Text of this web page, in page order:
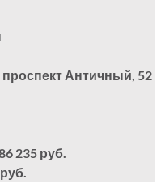
Античный, 52
235 руб.